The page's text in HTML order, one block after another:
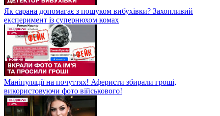
Як сарана допомагає з пошуком вибухівки? Захопливий
експеримент із супернюхом комах
Маніпуляції на почуттях! Аферисти збирали гроші,
використовуючи фото військового!